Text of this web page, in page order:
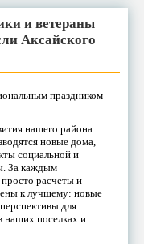
и ветераны
Аксайского
праздником –
нашего района.
новые дома,
социальной и
За каждым
расчеты и
к лучшему: новые
для
поселках и